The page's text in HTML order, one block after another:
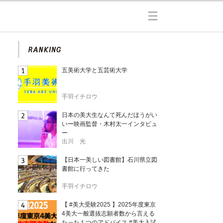
五美術大学と五芸術大学
手羽イチロウ
日本の美大生なんて死んだほうがい
いー映画監督・木村太一インタビュ
ー
出川 光
【日本一美しい図書館】石川県立図
書館に行ってきた
手羽イチロウ
【 #美大受験2025 】2025年度東京
4美大一般選抜志願者数から言える